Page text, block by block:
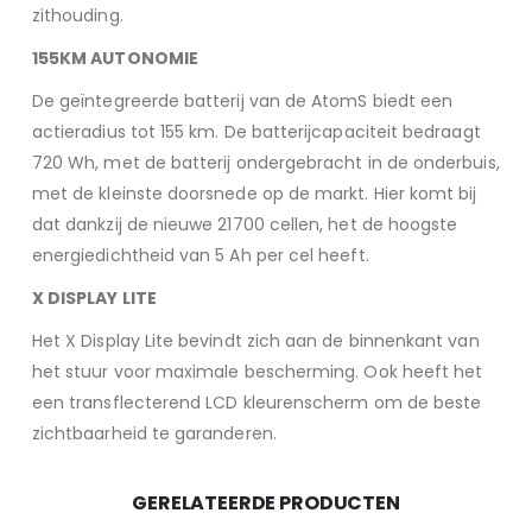
zithouding.
155KM AUTONOMIE
De geïntegreerde batterij van de AtomS biedt een
actieradius tot 155 km. De batterijcapaciteit bedraagt
720 Wh, met de batterij ondergebracht in de onderbuis,
met de kleinste doorsnede op de markt. Hier komt bij
dat dankzij de nieuwe 21700 cellen, het de hoogste
energiedichtheid van 5 Ah per cel heeft.
X DISPLAY LITE
Het X Display Lite bevindt zich aan de binnenkant van
het stuur voor maximale bescherming. Ook heeft het
een transflecterend LCD kleurenscherm om de beste
zichtbaarheid te garanderen.
GERELATEERDE PRODUCTEN